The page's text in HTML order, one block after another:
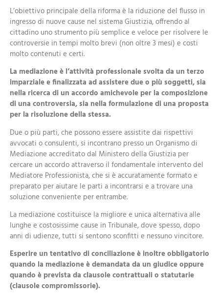
L’obiettivo principale della riforma è la riduzione del flusso in
ingresso di nuove cause nel sistema Giustizia, offrendo al
cittadino uno strumento più semplice e veloce per risolvere le
controversie in tempi molto brevi (non oltre 3 mesi) e costi
molto contenuti e certi.
La mediazione è l’attività professionale svolta da un terzo
imparziale e finalizzata ad assistere due o più soggetti, sia
nella ricerca di un accordo amichevole per la composizione
di una controversia, sia nella formulazione di una proposta
per la risoluzione della stessa.
Due o più parti, che possono essere assistite dai rispettivi
avvocati o consulenti, si incontrano presso un Organismo di
Mediazione accreditato dal Ministero della Giustizia per
cercare un accordo attraverso il fondamentale intervento del
Mediatore Professionista, che si è accuratamente formato e
preparato per aiutare le parti a incontrarsi e a trovare una
soluzione conveniente per entrambe.
La mediazione costituisce la migliore e unica alternativa alle
lunghe e costosissime cause in Tribunale, dove spesso, dopo
anni di udienze, tutti si sentono sconfitti e nessuno vincitore.
Esperire un tentativo di conciliazione è inoltre obbligatorio
quando la mediazione è demandata da un giudice oppure
quando è prevista da clausole contrattuali o statutarie
(clausole compromissorie).